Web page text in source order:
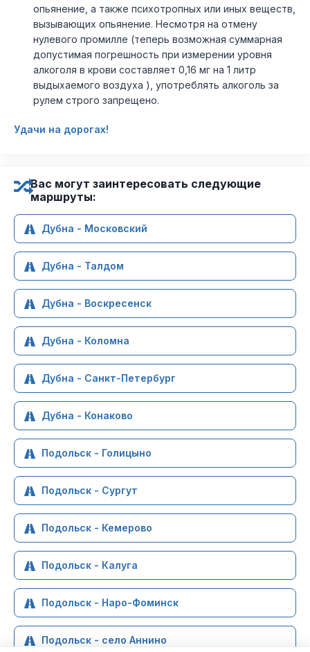
опьянение, а также психотропных или иных веществ,
вызывающих опьянение. Несмотря на отмену
нулевого промилле (теперь возможная суммарная
допустимая погрешность при измерении уровня
алкоголя в крови составляет 0,16 мг на 1 литр
выдыхаемого воздуха ), употреблять алкоголь за
рулем строго запрещено.
Удачи на дорогах!
Вас могут заинтересовать следующие
маршруты:
Дубна - Московский
Дубна - Талдом
Дубна - Воскресенск
Дубна - Коломна
Дубна - Санкт-Петербург
Дубна - Конаково
Подольск - Голицыно
Подольск - Сургут
Подольск - Кемерово
Подольск - Калуга
Подольск - Наро-Фоминск
Подольск - село Аннино